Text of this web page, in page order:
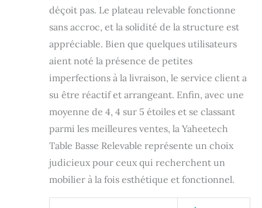
déçoit pas. Le plateau relevable fonctionne
sans accroc, et la solidité de la structure est
appréciable. Bien que quelques utilisateurs
aient noté la présence de petites
imperfections à la livraison, le service client a
su être réactif et arrangeant. Enfin, avec une
moyenne de 4, 4 sur 5 étoiles et se classant
parmi les meilleures ventes, la Yaheetech
Table Basse Relevable représente un choix
judicieux pour ceux qui recherchent un
mobilier à la fois esthétique et fonctionnel.